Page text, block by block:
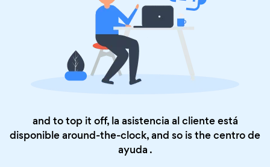
and to top it off, la asistencia al cliente está
disponible around-the-clock, and so is thecentro de
ayuda .